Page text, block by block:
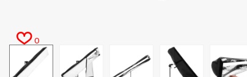
0